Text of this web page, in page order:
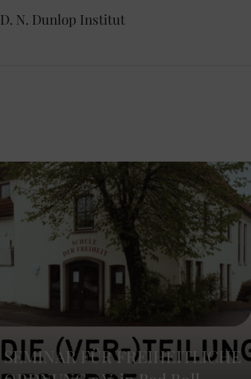
D. N. Dunlop Institut
SEMINAR FÜR FREIHEITLICHE